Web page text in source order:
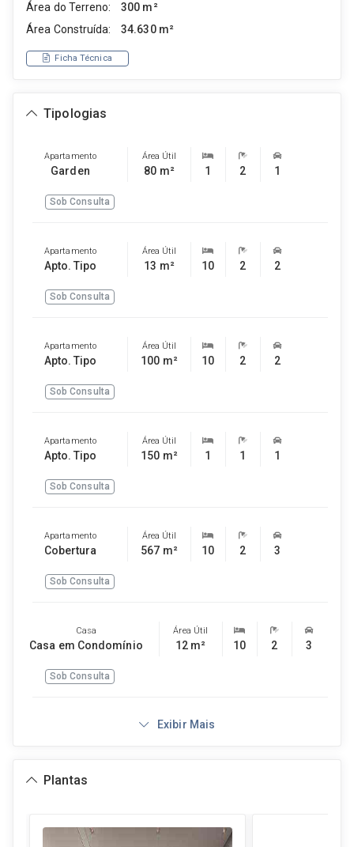
Área do Terreno:
300 m²
Área Construída:
34.630 m²
Ficha Técnica
Tipologias
Apartamento
Garden
Área Útil
80 m² 1 2 1
Sob Consulta
Apartamento
Apto. Tipo
Área Útil
13 m² 10 2 2
Sob Consulta
Apartamento
Apto. Tipo
Área Útil
100 m² 10 2 2
Sob Consulta
Apartamento
Apto. Tipo
Área Útil
150 m² 1 1 1
Sob Consulta
Apartamento
Cobertura
Área Útil
567 m² 10 2 3
Sob Consulta
Casa
Casa em Condomínio
Área Útil
12 m² 10 2 3
Sob Consulta
Exibir Mais
Plantas